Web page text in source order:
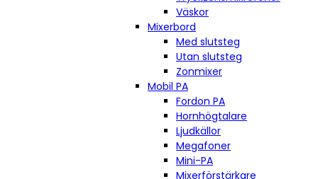
Väskor
Mixerbord
Med slutsteg
Utan slutsteg
Zonmixer
Mobil PA
Fordon PA
Hornhögtalare
Ljudkällor
Megafoner
Mini-PA
Mixerförstärkare